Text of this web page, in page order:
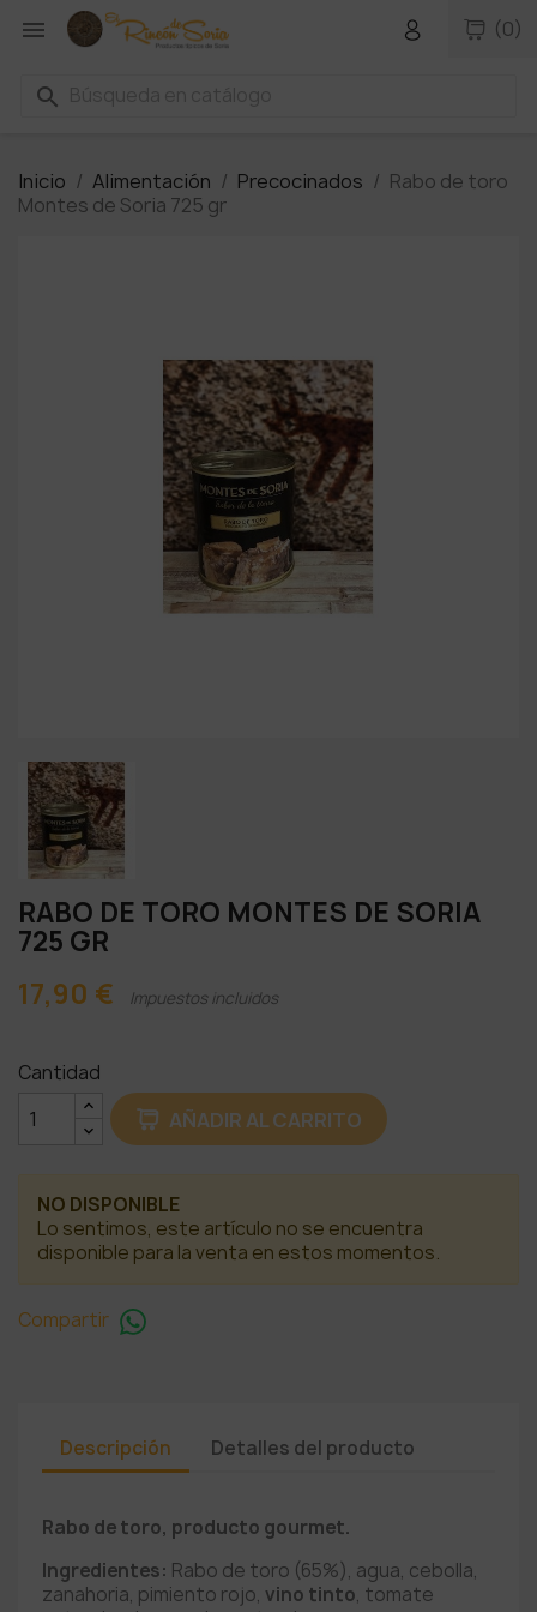
 (0)
search
Inicio Alimentación Precocinados
Rabo de toro
Montes de Soria 725 gr
RABO DE TORO MONTES DE SORIA
725 GR
17,90 €
Impuestos incluidos
Cantidad
AÑADIR AL CARRITO
NO DISPONIBLE
Lo sentimos, este artículo no se encuentra
disponible para la venta en estos momentos.
Compartir
Descripción Detalles del producto
Rabo de toro, producto gourmet.
Ingredientes: Rabo de toro (65%), agua, cebolla,
zanahoria, pimiento rojo, vino tinto, tomate